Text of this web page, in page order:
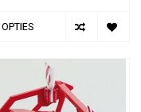
OPTIES